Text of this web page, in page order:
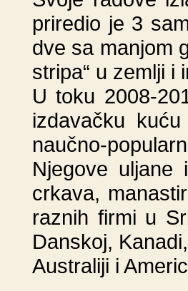
priredio je 3
dve sa manjom
stripa“ u zemlji i
U toku 2008-
izdavačku
naučno-
Njegove uljane
crkava,
raznih firmi u
Danskoj,
Australiji i